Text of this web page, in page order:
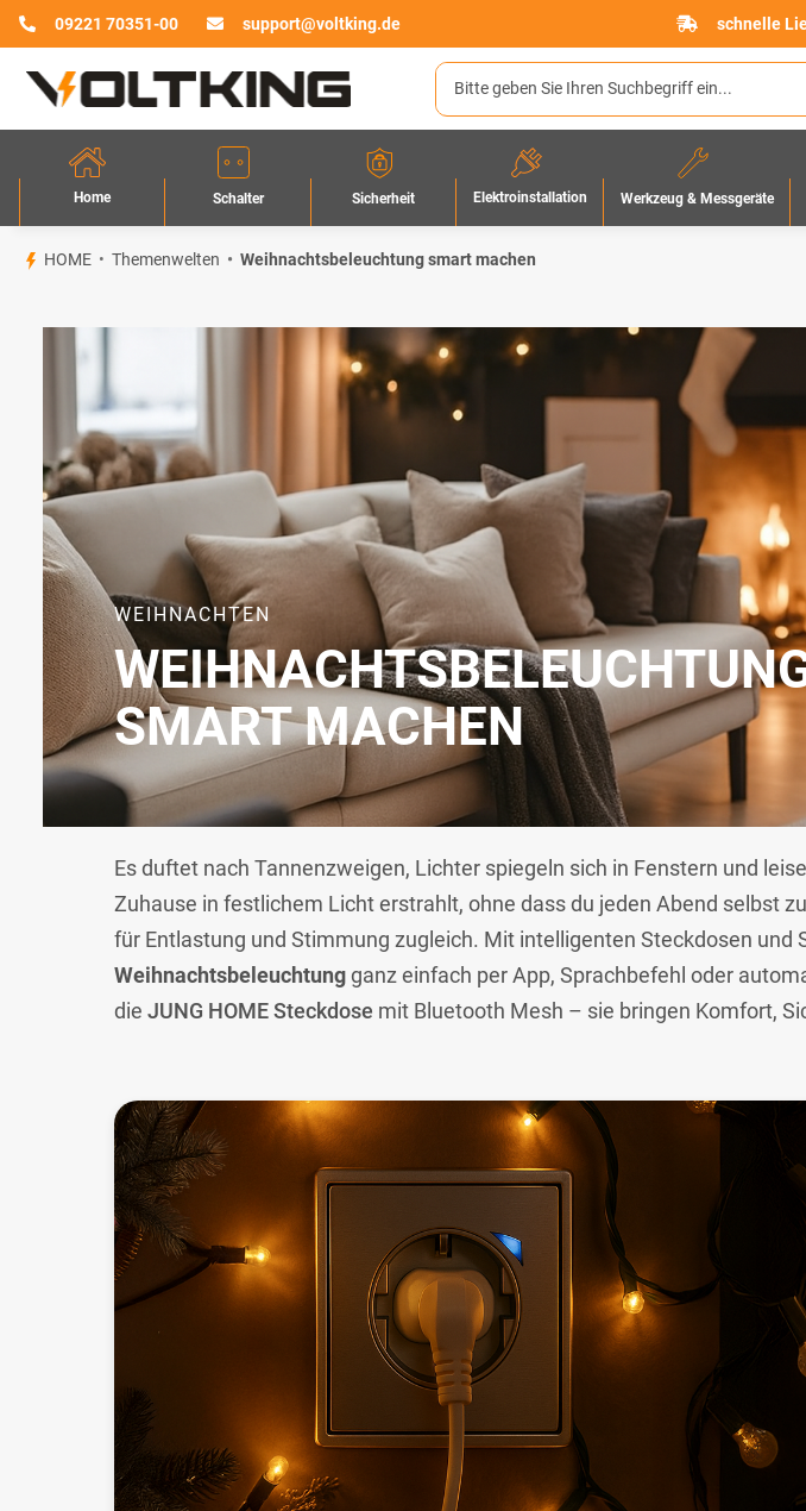
09221 70351-00 support@voltking.de schnelle
Home Schalter Sicherheit Elektroinstallation Werkzeug & Messgeräte
HOME Themenwelten Weihnachtsbeleuchtung smart machen
WEIHNACHTEN
SMART MACHEN
Es duftet nach Tannenzweigen, Lichter spiegeln sich in Fenstern und
Zuhause in festlichem Licht erstrahlt, ohne dass du jeden Abend selbst
für Entlastung und Stimmung zugleich. Mit intelligenten Steckdosen und
Weihnachtsbeleuchtung ganz einfach per App, Sprachbefehl oder
die JUNG HOME Steckdose mit Bluetooth Mesh – sie bringen Komfort,